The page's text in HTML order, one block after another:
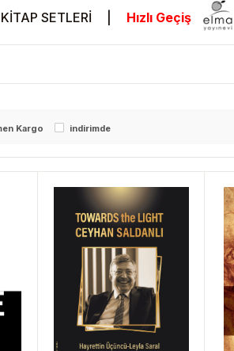
KITAP SETLERI Hızlı Geçiş
Kargo indirimde